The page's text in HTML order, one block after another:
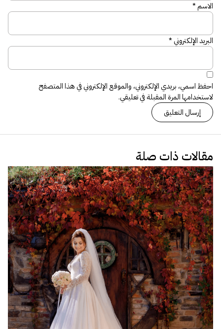
الاسم*
البريد الإلكتروني*
احفظ اسمي، بريدي الإلكتروني، والموقع الإلكتروني في هذا المتصفح
لاستخدامها المرة المقبلة في تعليقي.
مقالات ذات صلة